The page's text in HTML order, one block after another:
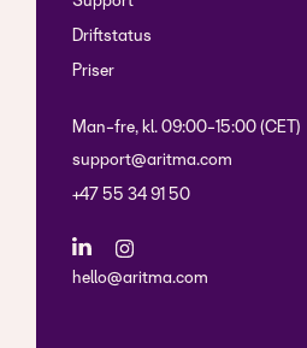
Driftstatus
Priser
Man-fre, kl. 09:00-15:00 (CET)
support@aritma.com
+47 55 34 91 50
hello@aritma.com